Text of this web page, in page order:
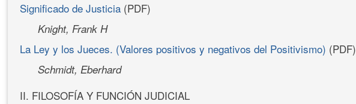
Significado de Justicia (PDF)
Knight, Frank H
La Ley y los Jueces. (Valores positivos y negativos del Positivismo) (PDF)
Schmidt, Eberhard
II. FILOSOFÍA Y FUNCIÓN JUDICIAL